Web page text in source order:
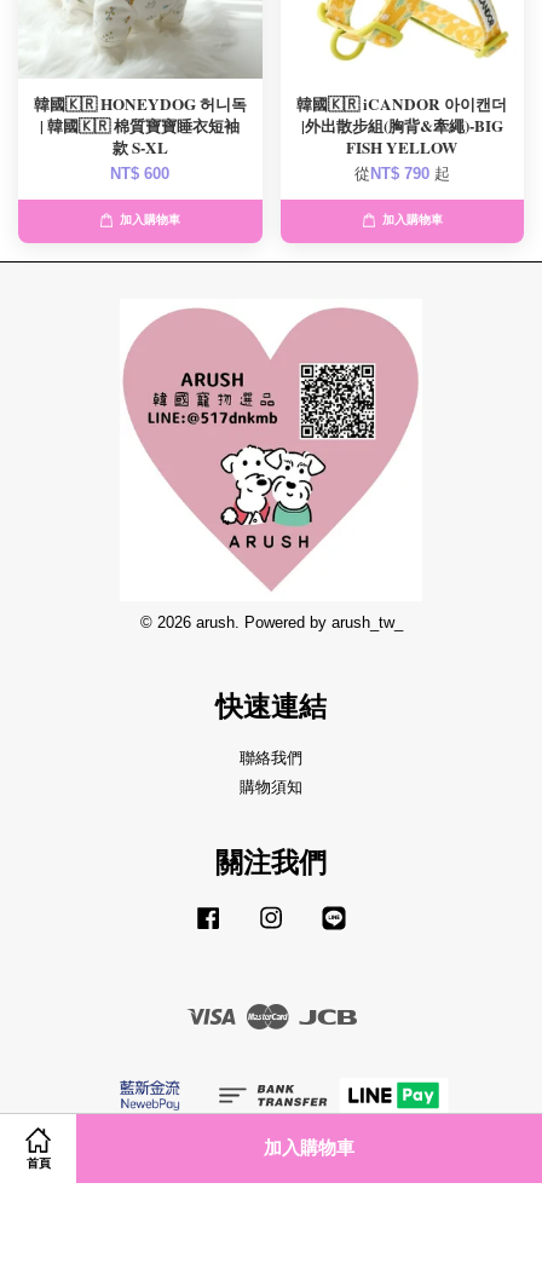
首頁
加入購物車
韓國🇰🇷 HONEYDOG 허니독
| 韓國🇰🇷 棉質寶寶睡衣短袖
款 S-XL
NT$ 600
加入購物車
韓國🇰🇷 iCANDOR 아이캔더
|外出散步組(胸背&牽繩)-BIG
FISH YELLOW
從 NT$ 790 起
加入購物車
© 2026 arush. Powered by arush_tw_
快速連結
聯絡我們
購物須知
關注我們
Facebook Instagram
Visa Master
隱私政策|退款政策